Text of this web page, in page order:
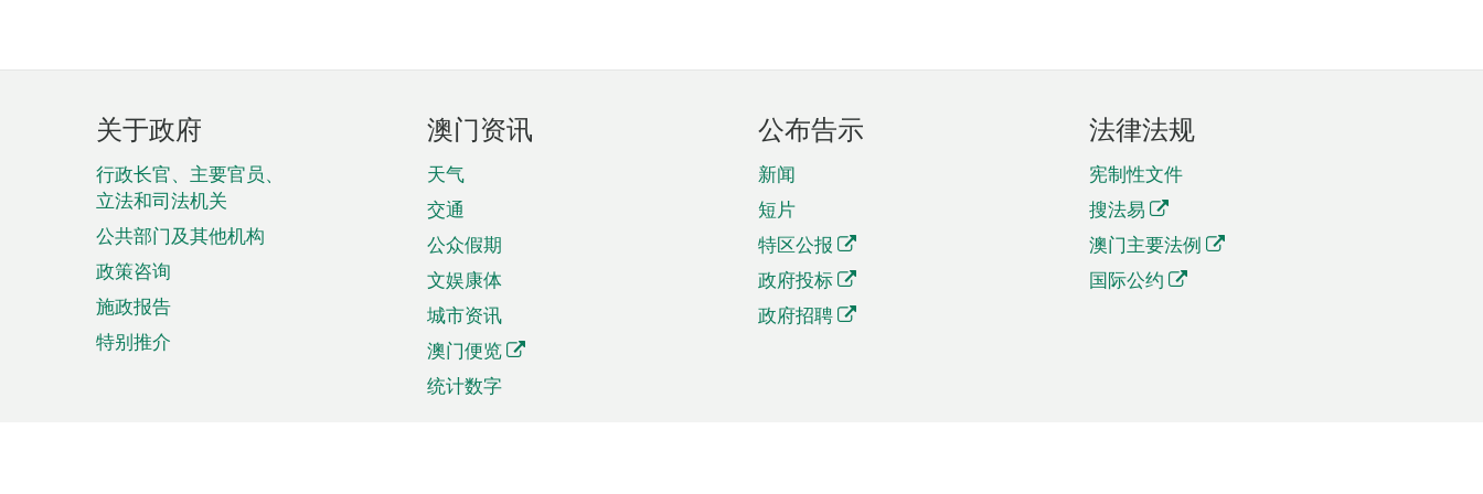
页
脚
菜
单
关于政府
行政长官、主要官员、
立法和司法机关
公共部门及其他机构
政策咨询
施政报告
特别推介
澳门资讯
天气
交通
公众假期
文娱康体
城市资讯
澳门便览
统计数字
公布告示
新闻
短片
特区公报
政府投标
政府招聘
法律法规
宪制性文件
搜法易
澳门主要法例
国际公约